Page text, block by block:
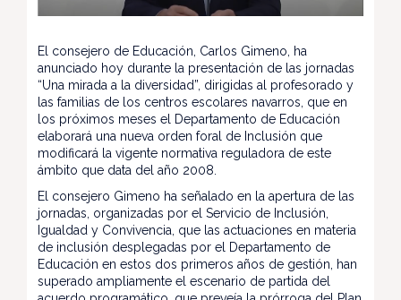
El consejero de Educación, Carlos Gimeno, ha
anunciado hoy durante la presentación de las jornadas
“Una mirada a la diversidad”, dirigidas al profesorado y
las familias de los centros escolares navarros, que en
los próximos meses el Departamento de Educación
elaborará una nueva orden foral de Inclusión que
modificará la vigente normativa reguladora de este
ámbito que data del año 2008.
El consejero Gimeno ha señalado en la apertura de las
jornadas, organizadas por el Servicio de Inclusión,
Igualdad y Convivencia, que las actuaciones en materia
de inclusión desplegadas por el Departamento de
Educación en estos dos primeros años de gestión, han
superado ampliamente el escenario de partida del